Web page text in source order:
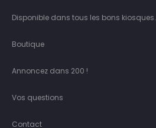
Disponible dans tous les bons
Boutique
Annoncez dans 200 !
Vos questions
Contact